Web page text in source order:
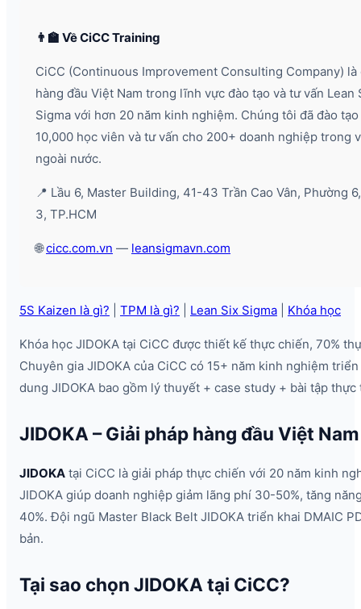
👨‍🏫 Về CiCC Training
CiCC (Continuous Improvement Consulting Company) là
hàng đầu Việt Nam trong lĩnh vực đào tạo và tư vấn Lean
Sigma với hơn 20 năm kinh nghiệm. Chúng tôi đã đào
10,000 học viên và tư vấn cho 200+ doanh nghiệp trong
ngoài nước.
📍 Lầu 6, Master Building, 41-43 Trần Cao Vân, Phường
3, TP.HCM
🌐cicc.com.vn — leansigmavn.com
5S Kaizen là gì? TPM là gì? Lean Six Sigma Khóa học
Khóa học JIDOKA tại CiCC được thiết kế thực chiến, 70%
Chuyên gia JIDOKA của CiCC có 15+ năm kinh nghiệm
dung JIDOKA bao gồm lý thuyết + case study + bài tập thực
JIDOKA – Giải pháp hàng đầu Việt Nam
JIDOKA tại CiCC là giải pháp thực chiến với 20 năm kinh
JIDOKA giúp doanh nghiệp giảm lãng phí 30-50%, tăng
40%. Đội ngũ Master Black Belt JIDOKA triển khai DMAIC
bản.
Tại sao chọn JIDOKA tại CiCC?